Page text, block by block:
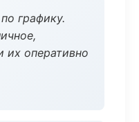
графику.
их оперативно